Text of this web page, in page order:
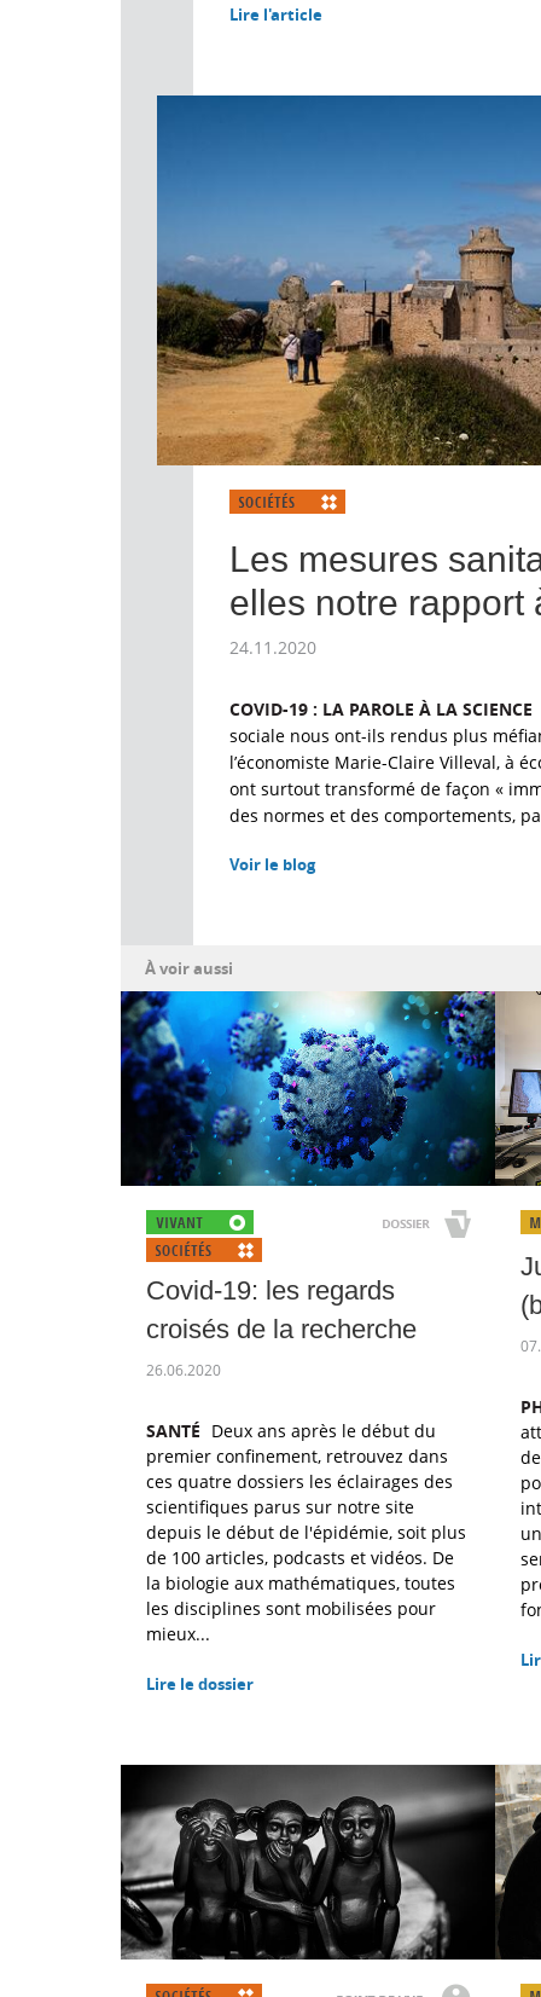
Lire l'article
Les mesures
elles notre rapport
24.11.2020
COVID-19 : LA PAROLE À LA SCIENCE
sociale nous ont-ils rendus plus
l’économiste Marie-Claire Villeval, à
ont surtout transformé de façon «
des normes et des comportements,
Voir le blog
À voir aussi
Covid-19: les regards
croisés de la recherche
26.06.2020
SANTÉ Deux ans après le début du
premier confinement, retrouvez dans
ces quatre dossiers les éclairages des
scientifiques parus sur notre site
depuis le début de l'épidémie, soit plus
de 100 articles, podcasts et vidéos. De
la biologie aux mathématiques, toutes
les disciplines sont mobilisées pour
mieux...
Lire le dossier